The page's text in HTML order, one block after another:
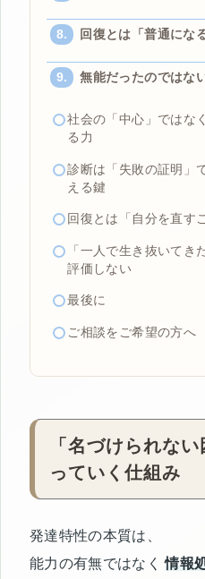
回復とは「普通にな
無能だったのではな
社会の「中心」ではな
る力
診断は「失敗の証明」
える鍵
回復とは「自分を直す
「一人で生き抜いてき
評価しない
最後に
ご相談をご希望の方へ
「名づけられな
っていく仕組み
発達特性の本質は、
能力の有無ではなく情報